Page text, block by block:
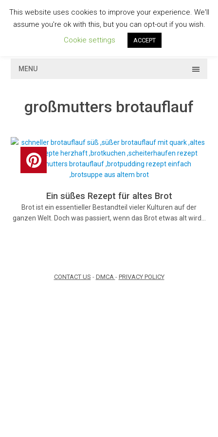
contentGESCHMACKVOLL
MENU
großmutters brotauflauf
Ein süßes Rezept für altes Brot
Brot ist ein essentieller Bestandteil vieler Kulturen auf der
ganzen Welt. Doch was passiert, wenn das Brot etwas alt wird…
CONTACT US - DMCA - PRIVACY POLICY
This website uses cookies to improve your experience. We'll
assume you're ok with this, but you can opt-out if you wish.
Cookie settings
ACCEPT